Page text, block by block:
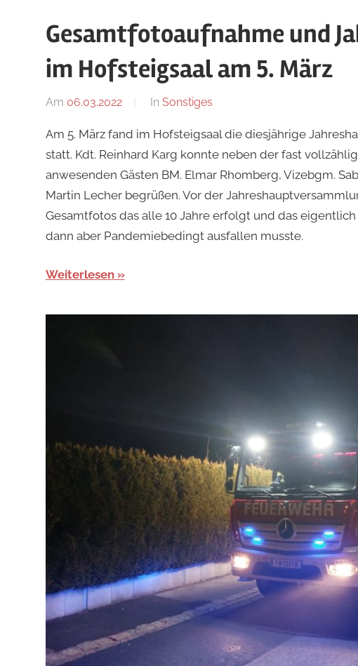
Gesamtfotoaufnahme und
im Hofsteigsaal am 5. März
Am 06.03.2022
Von
In Sonstiges
Am 5. März fand im Hofsteigsaal die diesjährige
statt. Kdt. Reinhard Karg konnte neben der fast
anwesenden Gästen BM. Elmar Rhomberg, Vizebgm.
Martin Lecher begrüßen. Vor der
Gesamtfotos das alle 10 Jahre erfolgt und das
dann aber Pandemiebedingt ausfallen musste.
Weiterlesen